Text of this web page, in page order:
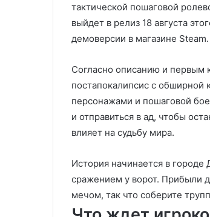
тактической пошаговой
выйдет в релиз 18 августа
демоверсии в магазине
Согласно описанию и первым
постапокалипсис с
персонажами и пошаговой
и отправиться в ад, чтобы
влияет на судьбу мира.
История начинается в городе
сражением у ворот. Прибыли
мечом, так что соберите